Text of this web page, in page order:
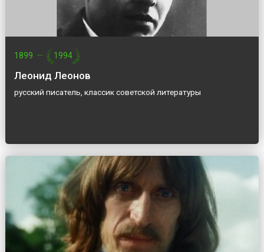
1899 — 1994
Леонид Леонов
русский писатель, классик советской литературы